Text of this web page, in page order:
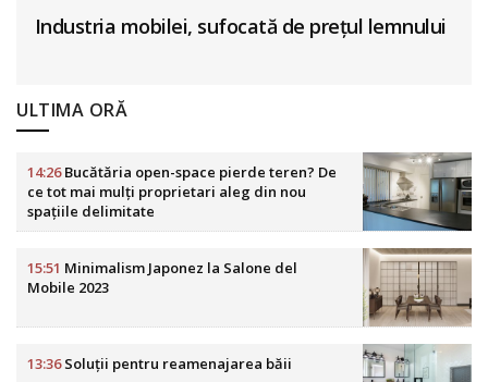
Industria mobilei, sufocată de prețul lemnului
ULTIMA ORĂ
14:26Bucătăria open-space pierde teren? De
ce tot mai mulți proprietari aleg din nou
spațiile delimitate
15:51 Minimalism Japonez la Salone del
Mobile 2023
13:36Soluții pentru reamenajarea băii